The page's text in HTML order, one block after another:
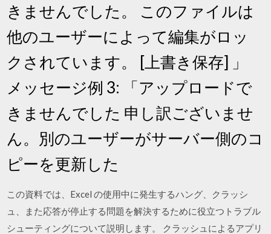
きませんでした。 このファイルは
他のユーザーによって編集がロッ
クされています。 [上書き保存] 」
メッセージ例 3: 「アップロードで
きませんでした 申し訳ございませ
ん。別のユーザーがサーバー側のコ
ピーを更新した
この資料では、Excel の使用中に発生するハング、クラッシ
ュ、また応答が停止する問題を解決するために役立つトラブル
シューティングについて説明します。 クラッシュによるアプリ